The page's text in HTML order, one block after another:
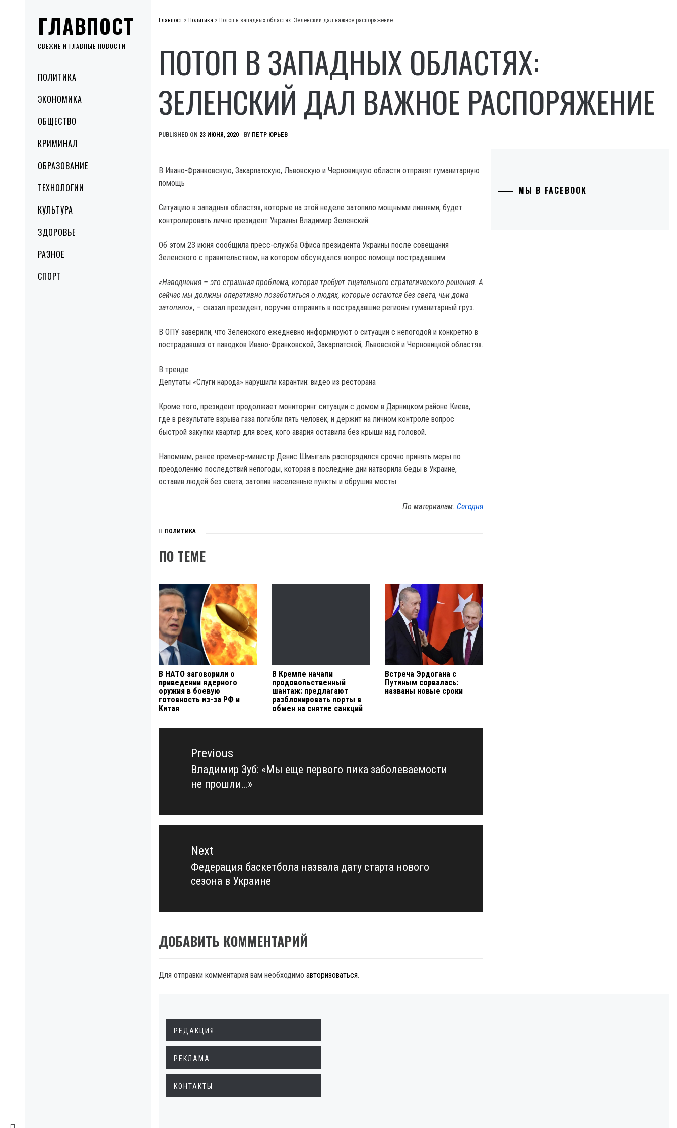
ГЛАВПОСТ
СВЕЖИЕ И ГЛАВНЫЕ НОВОСТИ
MenuПОЛИТИКА
ЭКОНОМИКА
ОБЩЕСТВО
КРИМИНАЛ
ОБРАЗОВАНИЕ
ТЕХНОЛОГИИ
КУЛЬТУРА
ЗДОРОВЬЕ
РАЗНОЕ
СПОРТ
to
content
Главпост > Политика > Потоп в западных областях: Зеленский дал важное распоряжение
ПОТОП В ЗАПАДНЫХ ОБЛАСТЯХ:
ЗЕЛЕНСКИЙ ДАЛ ВАЖНОЕ РАСПОРЯЖЕНИЕ
PUBLISHED ON 23 ИЮНЯ, 2020 BY ПЕТР ЮРЬЕВ
В Ивано-Франковскую, Закарпатскую, Львовскую и Черновицкую области отправят гуманитарную
помощь
Ситуацию в западных областях, которые на этой неделе затопило мощными ливнями, будет
контролировать лично президент Украины Владимир Зеленский.
Об этом 23 июня сообщила пресс-служба Офиса президента Украины после совещания
Зеленского с правительством, на котором обсуждался вопрос помощи пострадавшим.
«Наводнения – это страшная проблема, которая требует тщательного стратегического решения. А
сейчас мы должны оперативно позаботиться о людях, которые остаются без света, чьи дома
затопило», – сказал президент, поручив отправить в пострадавшие регионы гуманитарный груз.
В ОПУ заверили, что Зеленского ежедневно информируют о ситуации с непогодой и конкретно в
пострадавших от паводков Ивано-Франковской, Закарпатской, Львовской и Черновицкой областях.
В тренде
Депутаты «Слуги народа» нарушили карантин: видео из ресторана
Кроме того, президент продолжает мониторинг ситуации с домом в Дарницком районе Киева,
где в результате взрыва газа погибли пять человек, и держит на личном контроле вопрос
быстрой закупки квартир для всех, кого авария оставила без крыши над головой.
Напомним, ранее премьер-министр Денис Шмыгаль распорядился срочно принять меры по
преодолению последствий непогоды, которая в последние дни натворила беды в Украине,
оставив людей без света, затопив населенные пункты и обрушив мосты.
По материалам: Сегодня
ПОЛИТИКА
ПО ТЕМЕ
В НАТО заговорили о
приведении ядерного
оружия в боевую
готовность из-за РФ и
Китая
В Кремле начали
продовольственный
шантаж: предлагают
разблокировать порты в
обмен на снятие санкций
Встреча Эрдогана с
Путиным сорвалась:
названы новые сроки
Навигация
записямPrevious
Previous
post:
Владимир Зуб: «Мы еще первого пика заболеваемости
не прошли…»
Next
Next
post:
Федерация баскетбола назвала дату старта нового
сезона в Украине
ДОБАВИТЬ КОММЕНТАРИЙ
Для отправки комментария вам необходимо авторизоваться.
МЫ В FACEBOOK
РЕДАКЦИЯ
РЕКЛАМА
КОНТАКТЫ